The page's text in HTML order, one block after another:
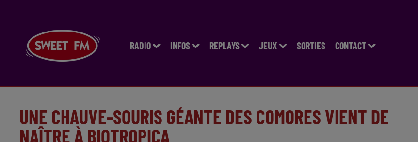
RADIO INFOS REPLAYS JEUX SORTIES CONTACT
UNE CHAUVE-SOURIS GÉANTE DES COMORES VIENT DE
NAÎTRE À BIOTROPICA